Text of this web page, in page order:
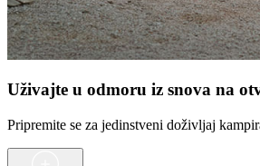
Uživajte u odmoru iz snova na
Pripremite se za jedinstveni doživljaj